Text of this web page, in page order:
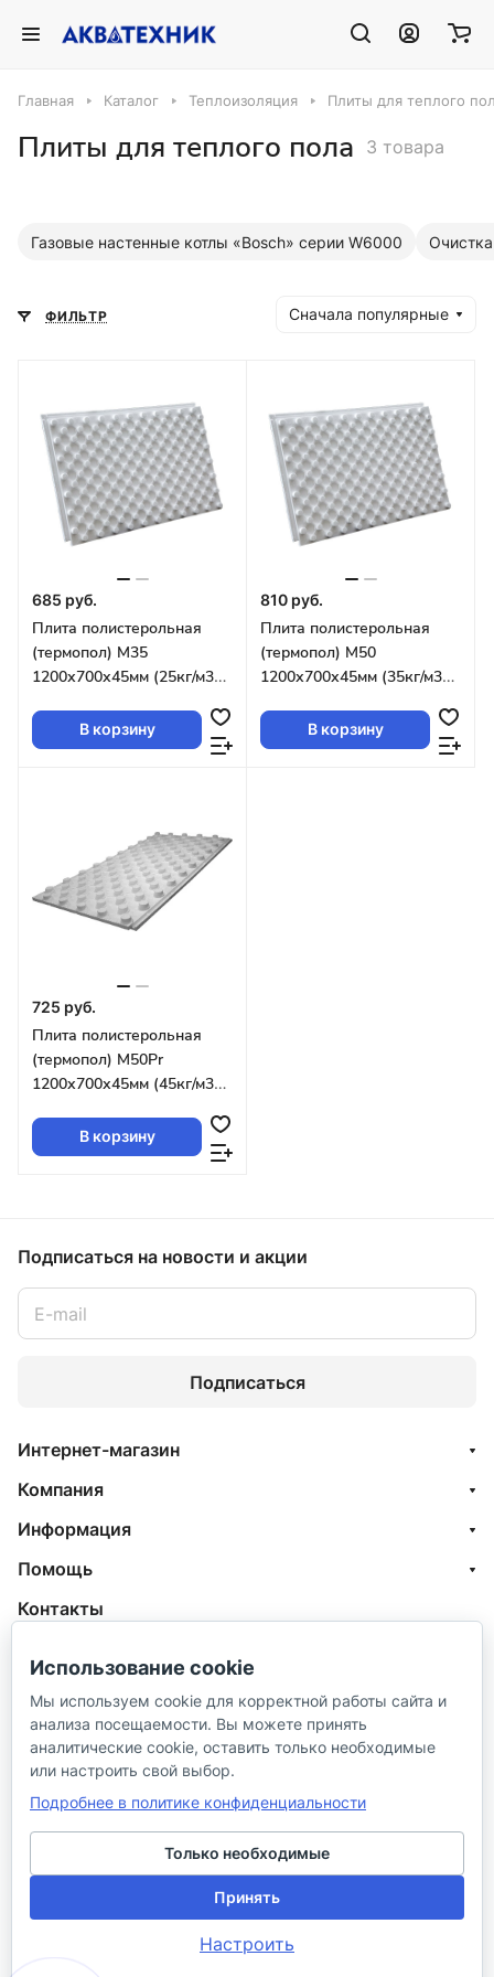
Главная Каталог Теплоизоляция Плиты для теплого
Плиты для теплого пола 3 товара
Газовые настенные котлы «Bosch» серии W6000
ФИЛЬТР Сначала популярные
685 руб.
Плита полистерольная
(термопол) М35
1200х700х45мм (25кг/м3
л) с бобышками
В корзину
810 руб.
Плита полистерольная
(термопол) М50
1200х700х45мм (35кг/м3
л)с бобышками
В корзину
725 руб.
Плита полистерольная
(термопол) М50Pr
1200х700х45мм (45кг/м3
л)с бобышками
В корзину
Подписаться на новости и акции
Подписаться
Интернет-магазин
Компания
Информация
Помощь
Контакты
г. Краснодар (Центр),
ул. Чкалова, 167
© 2026 ИП Сибирцев И. В.
Использование cookie
Мы используем cookie для корректной работы сайта и
анализа посещаемости. Вы можете принять
аналитические cookie, оставить только необходимые
или настроить свой выбор.
Подробнее в политике конфиденциальности
Только необходимые
Принять
Настроить